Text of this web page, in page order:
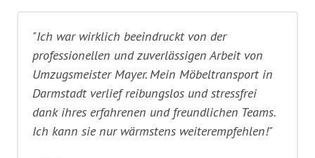
"Ich war wirklich beeindruckt von der
professionellen und zuverlässigen Arbeit von
Umzugsmeister Mayer. Mein Möbeltransport in
Darmstadt verlief reibungslos und stressfrei
dank ihres erfahrenen und freundlichen Teams.
Ich kann sie nur wärmstens weiterempfehlen!"